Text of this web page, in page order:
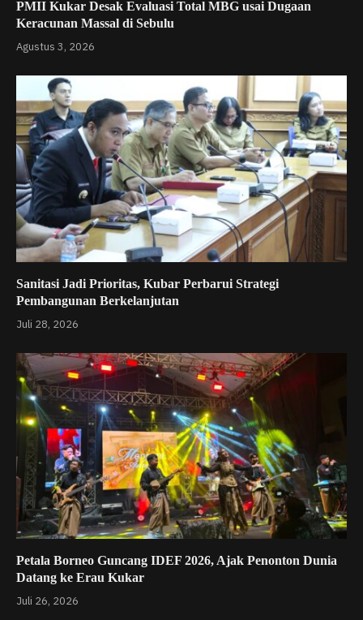
PMII Kukar Desak Evaluasi Total MBG usai Dugaan
Keracunan Massal di Sebulu
Agustus 3, 2026
Sanitasi Jadi Prioritas, Kubar Perbarui Strategi
Pembangunan Berkelanjutan
Juli 28, 2026
Petala Borneo Guncang IDEF 2026, Ajak Penonton Dunia
Datang ke Erau Kukar
Juli 26, 2026